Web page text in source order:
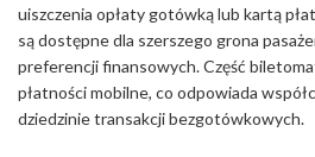
uiszczenia opłaty gotówką lub kartą
są dostępne dla szerszego grona
preferencji finansowych. Część
płatności mobilne, co odpowiada
dziedzinie transakcji bezgotówkowych.